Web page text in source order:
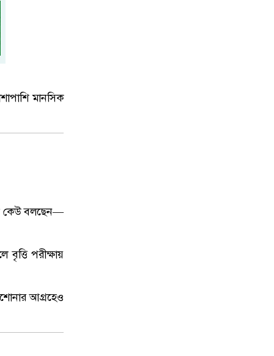
মানসিক
কেউ বলছেন—
বৃত্তি পরীক্ষায়
আগ্রহেও